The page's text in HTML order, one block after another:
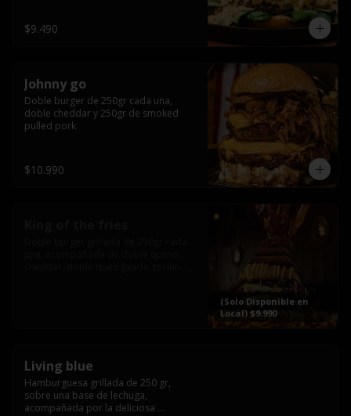
$9.490
Johnny go
Doble burger de 250gr cada una,
doble cheddar y 250gr de smoked
pulled pork
$10.990
(Solo Disponible en
Local) $9.990
Living blue
Hamburguesa grillada de 250 gr,
sobre una base de lechuga,
acompañada por la deliciosa